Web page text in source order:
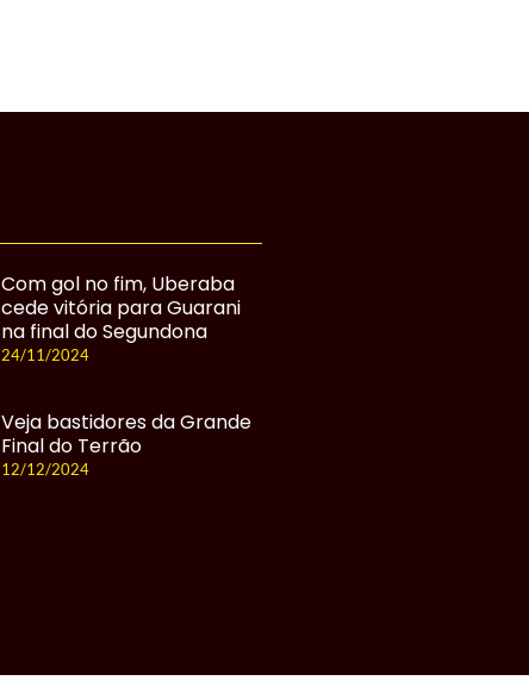
Com gol no fim, Uberaba
cede vitória para Guarani
na final do Segundona
24/11/2024
Veja bastidores da Grande
Final do Terrão
12/12/2024